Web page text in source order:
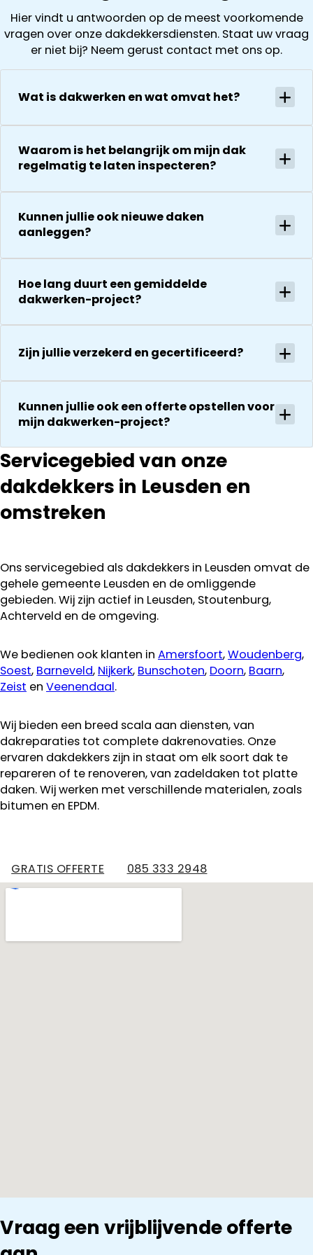
en
van de
Alles goed
absoluut een
aanrader!
onderhoud
had. Wij
kregen direct
een offerte
uitgewerkt en
na 1 week
week later wil
dakdekker
uitvoering en
Het is nog
droog!!! Dus
sterren review
waard door
zijn
service
( laten ook
foto’s zien).
offerte is
vervolgens
helder en
gedurende
hele proces
houden ze je
hoogte van
stand van
vervolgens
onverwachte
zaken die ze
vakkundig
gerepareerd
zonder extra
ook dan
communeren
ze goed en
aanraden.
Hier vindt u antwoorden op de meest voorkomende
vragen over onze dakdekkersdiensten. Staat uw vraag
er niet bij? Neem gerust contact met ons op.
Wat is dakwerken en wat omvat het?
Waarom is het belangrijk om mijn dak
regelmatig te laten inspecteren?
Kunnen jullie ook nieuwe daken
aanleggen?
Hoe lang duurt een gemiddelde
dakwerken-project?
Zijn jullie verzekerd en gecertificeerd?
Kunnen jullie ook een offerte opstellen voor
mijn dakwerken-project?
Servicegebied van onze
dakdekkers in Leusden en
omstreken
Ons servicegebied als dakdekkers in Leusden omvat de
gehele gemeente Leusden en de omliggende
gebieden. Wij zijn actief in Leusden, Stoutenburg,
Achterveld en de omgeving.
We bedienen ook klanten in Amersfoort,Woudenberg,
Soest, Barneveld, Nijkerk, Bunschoten, Doorn, Baarn,
Zeist en Veenendaal.
Wij bieden een breed scala aan diensten, van
dakreparaties tot complete dakrenovaties. Onze
ervaren dakdekkers zijn in staat om elk soort dak te
repareren of te renoveren, van zadeldaken tot platte
daken. Wij werken met verschillende materialen, zoals
bitumen en EPDM.
GRATIS OFFERTE 085 333 2948
Vraag een vrijblijvende offerte